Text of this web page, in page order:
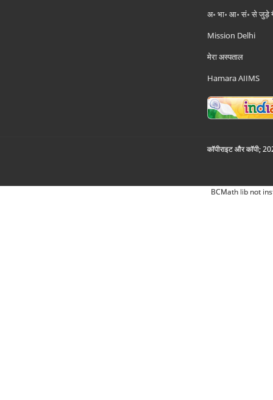
अ॰ भा॰ आ॰ सं॰ से जुड़े
Mission Delhi
मेरा अस्पताल
Hamara AIIMS
कॉपीराइट और कॉपी;
BCMath lib not